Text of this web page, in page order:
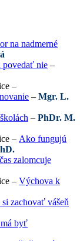
na nadmerné
povedať nie –
–
– Mgr. L.
– PhDr. M.
– Ako fungujú
zalomcuje
– Výchova k
zachovať vášeň
byť